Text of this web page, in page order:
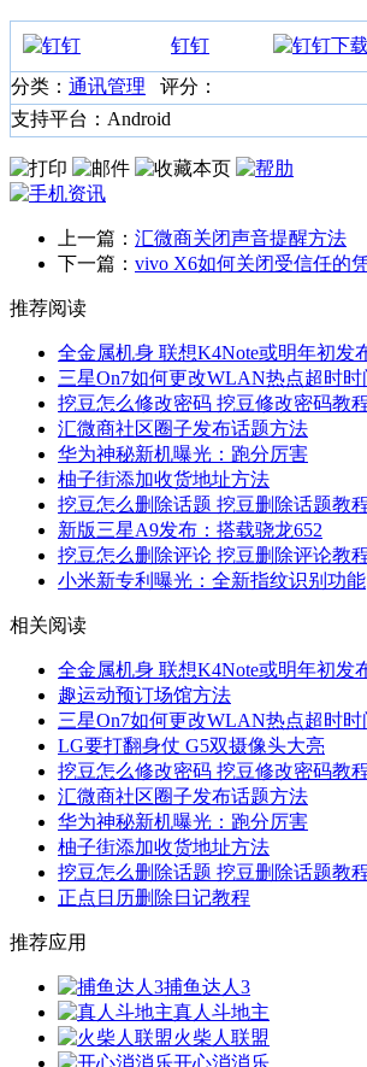
钉钉
分类： 通讯管理 评分：
支持平台：Android
上一篇： 汇微商关闭声音提醒方法
下一篇： vivo X6如何关闭受信任的
推荐阅读
全金属机身 联想K4Note或明年初发
三星On7如何更改WLAN热点超时时
挖豆怎么修改密码 挖豆修改密码教
汇微商社区圈子发布话题方法
华为神秘新机曝光：跑分厉害
柚子街添加收货地址方法
挖豆怎么删除话题 挖豆删除话题教
新版三星A9发布：搭载骁龙652
挖豆怎么删除评论 挖豆删除评论教
小米新专利曝光：全新指纹识别功能
相关阅读
全金属机身 联想K4Note或明年初发
趣运动预订场馆方法
三星On7如何更改WLAN热点超时时
LG要打翻身仗 G5双摄像头大亮
挖豆怎么修改密码 挖豆修改密码教
汇微商社区圈子发布话题方法
华为神秘新机曝光：跑分厉害
柚子街添加收货地址方法
挖豆怎么删除话题 挖豆删除话题教
正点日历删除日记教程
推荐应用
捕鱼达人3
真人斗地主
火柴人联盟